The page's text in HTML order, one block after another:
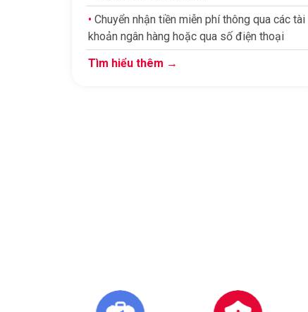
• Chuyển nhận tiền miễn phí thông qua các tài
khoản ngân hàng hoặc qua số điện thoại
Tìm hiểu thêm →